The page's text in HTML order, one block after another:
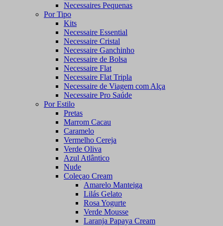
Necessaires Pequenas
Por Tipo
Kits
Necessaire Essential
Necessaire Cristal
Necessaire Ganchinho
Necessaire de Bolsa
Necessaire Flat
Necessaire Flat Tripla
Necessaire de Viagem com Alça
Necessaire Pro Saúde
Por Estilo
Pretas
Marrom Cacau
Caramelo
Vermelho Cereja
Verde Oliva
Azul Atlântico
Nude
Coleçao Cream
Amarelo Manteiga
Lilás Gelato
Rosa Yogurte
Verde Mousse
Laranja Papaya Cream